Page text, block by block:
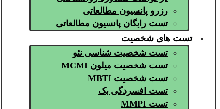
رزرو پانسیون مطالعاتی
تست رایگان پانسیون مطالعاتی
تست های شخصیت
تست شخصیت شناسی نئو
تست شخصیت میلون MCMI
تست شخصیت MBTI
تست افسردگی بک
تست MMPI